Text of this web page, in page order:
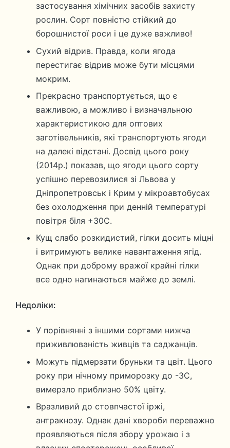
застосування хімічних засобів захисту
рослин. Сорт повністю стійкий до
борошнистої роси і це дуже важливо!
Сухий відрив. Правда, коли ягода
перестигає відрив може бути місцями
мокрим.
Прекрасно транспортується, що є
важливою, а можливо і визначальною
характеристикою для оптових
заготівельників, які транспортують ягоди
на далекі відстані. Досвід цього року
(2014р.) показав, що ягоди цього сорту
успішно перевозилися зі Львова у
Дніпропетровськ і Крим у мікроавтобусах
без охолодження при денній температурі
повітря біля +30С.
Кущ слабо розкидистий, гілки досить міцні
і витримують велике навантаження ягід.
Однак при доброму вражої крайні гілки
все одно нагинаються майже до землі.
Недоліки:
У порівнянні з іншими сортами нижча
приживлюваність живців та саджанців.
Можуть підмерзати бруньки та цвіт. Цього
року при нічному приморозку до -3С,
вимерзло приблизно 50% цвіту.
Вразливий до стовпчастої іржі,
антракнозу. Однак дані хвороби переважно
проявляються після збору урожаю і з